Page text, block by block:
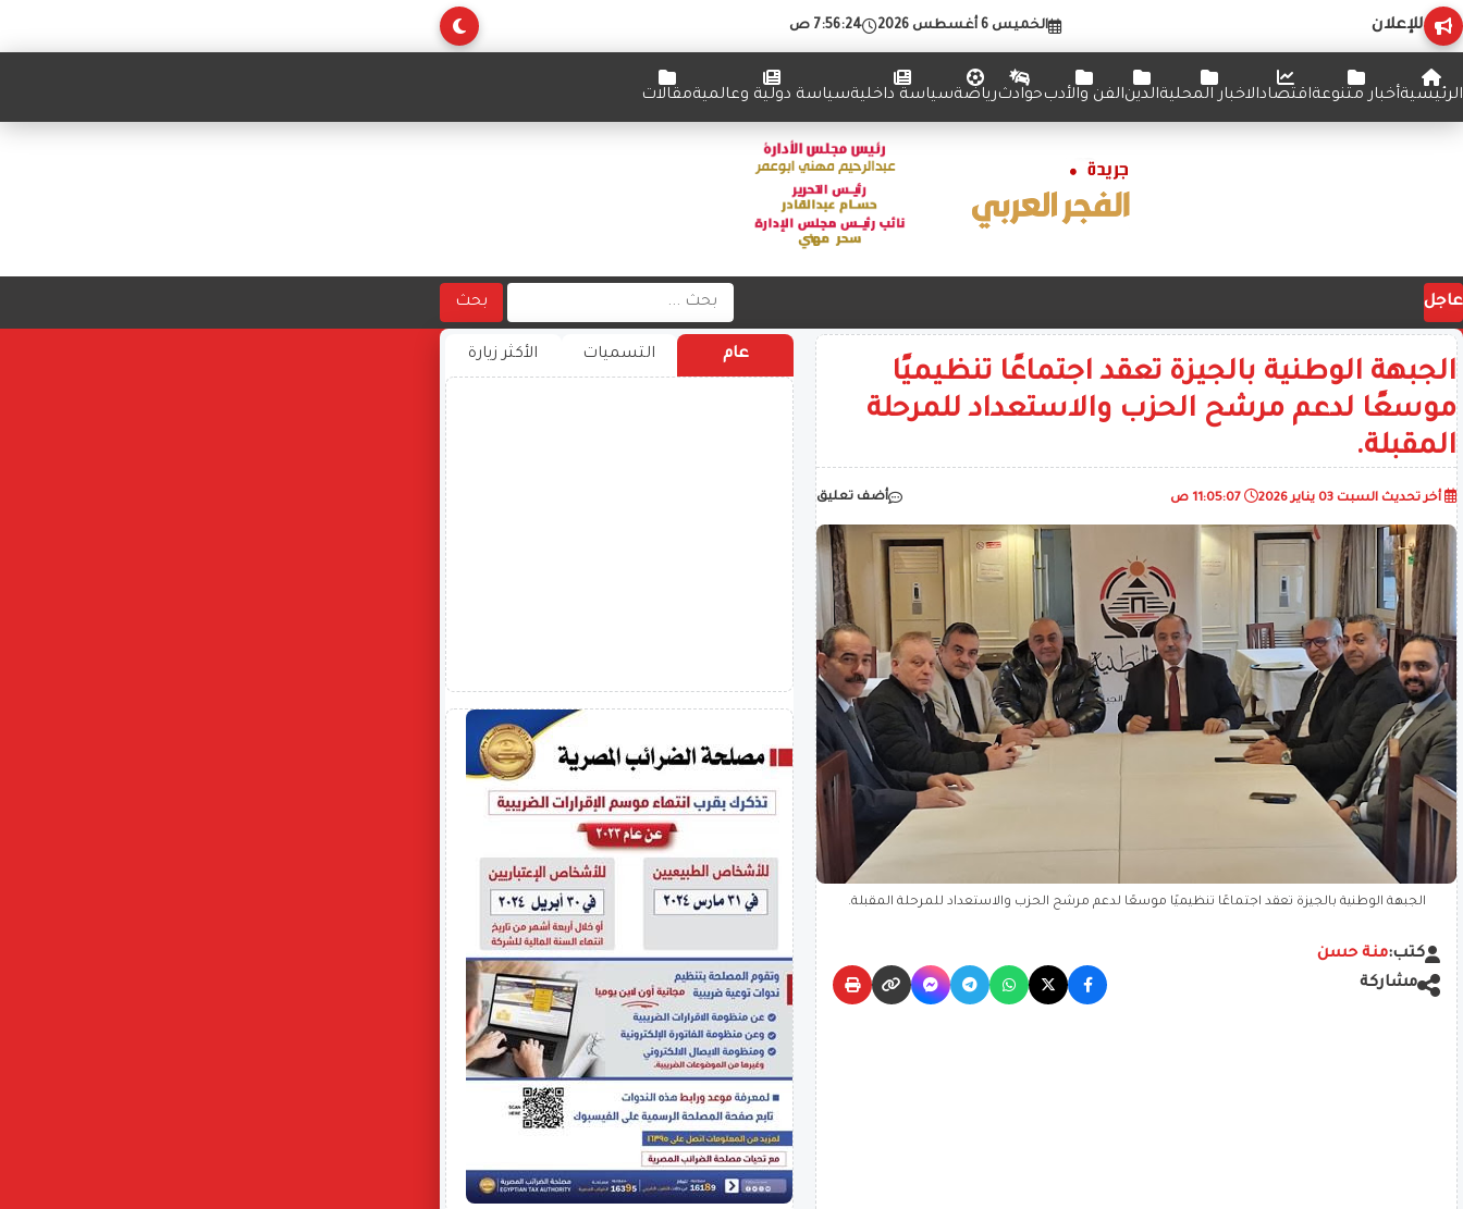
للإعلان الخميس 6 أغسطس 2026 7:56:25 ص
الرئيسيةأخبار متنوعةاقتصادالاخبار المحليةالدينالفن والأدبحوادثرياضةسياسة داخليةسياسة دولية وعالميةمقالات
عاجل بحث
الجبهة الوطنية بالجيزة تعقد اجتماعًا تنظيميًا
موسعًا لدعم مرشح الحزب والاستعداد للمرحلة
المقبلة.
أخر تحديث السبت 03 يناير 2026 أضف تعليق
الجبهة الوطنية بالجيزة تعقد اجتماعًا تنظيميًا موسعًا لدعم مرشح الحزب والاستعداد للمرحلة المقبلة.
كتب:منة حسن
مشاركة
عام التسميات الأكثر زيارة